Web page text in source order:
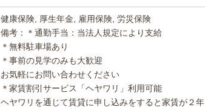
健康保険, 厚生年金, 雇用保険, 労災保険
備考：＊通勤手当：当法人規定により支給
＊無料駐車場あり
＊事前の見学のみも大歓迎
お気軽にお問い合わせください
＊家賃割引サービス「ヘヤワリ」利用可能
ヘヤワリを通じて賃貸に申し込みをすると家賃が２年